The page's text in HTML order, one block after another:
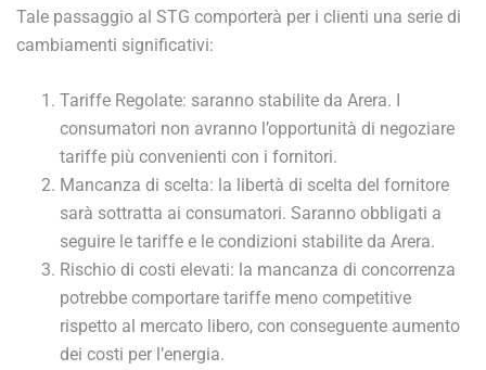
Tale passaggio al STG comporterà per i clienti una serie di
cambiamenti significativi:
Tariffe Regolate: saranno stabilite da Arera. I
consumatori non avranno l’opportunità di negoziare
tariffe più convenienti con i fornitori.
Mancanza di scelta: la libertà di scelta del fornitore
sarà sottratta ai consumatori. Saranno obbligati a
seguire le tariffe e le condizioni stabilite da Arera.
Rischio di costi elevati: la mancanza di concorrenza
potrebbe comportare tariffe meno competitive
rispetto al mercato libero, con conseguente aumento
dei costi per l’energia.